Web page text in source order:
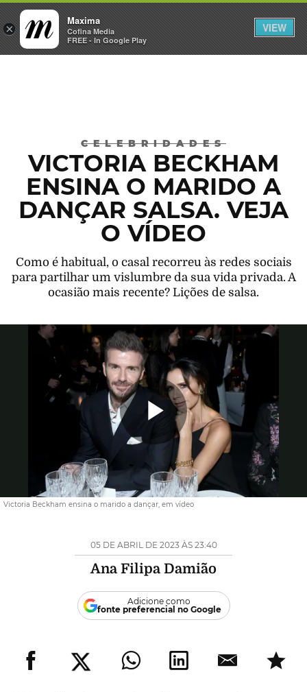
×
Maxima
Cofina Media
FREE - In Google Play
VIEW
INICIAR SESSÃO
CELEBRIDADES
VICTORIA BECKHAM
ENSINA O MARIDO A
DANÇAR SALSA. VEJA
O VÍDEO
Como é habitual, o casal recorreu às redes sociais
para partilhar um vislumbre da sua vida privada. A
ocasião mais recente? Lições de salsa.
Vídeo
Victoria Beckham ensina o marido a dançar, em vídeo
05 DE ABRIL DE 2023 ÀS 23:40
Ana Filipa Damião
Adicione como
fonte preferencial no Google